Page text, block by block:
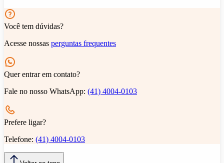
Você tem dúvidas?
Acesse nossas perguntas frequentes
Quer entrar em contato?
Fale no nosso WhatsApp: (41) 4004-0103
Prefere ligar?
Telefone: (41) 4004-0103